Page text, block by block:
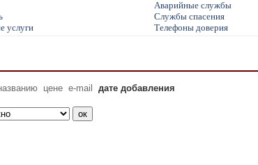
Аварийные службы
Службы спасения
услуги
Телефоны доверия
цене e-mail дате добавления